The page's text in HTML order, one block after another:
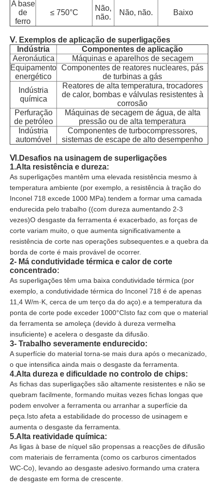
A base
de
ferro
≤ 750°C
Não,
não.
Não, não. Baixo
Ⅴ. Exemplos de aplicação de superligações
Indústria
Componentes de aplicação
Aeronáutica
Máquinas e aparelhos de secagem
Equipamento
energético
Componentes de reatores nucleares, pás
de turbinas a gás
Indústria
química
Reatores de alta temperatura, trocadores
de calor, bombas e válvulas resistentes à
corrosão
Perfuração
de petróleo
Máquinas de secagem de água, de alta
pressão ou de alta temperatura
Indústria
automóvel
Componentes de turbocompressores,
sistemas de escape de alto desempenho
Ⅵ.Desafios na usinagem de superligações
1.Alta resistência e dureza:
As superligações mantêm uma elevada resistência mesmo à
temperatura ambiente (por exemplo, a resistência à tração do
Inconel 718 excede 1000 MPa).tendem a formar uma camada
endurecida pelo trabalho ((com dureza aumentando 2-3
vezes)O desgaste da ferramenta é exacerbado, as forças de
corte variam muito, o que aumenta significativamente a
resistência de corte nas operações subsequentes.e a quebra da
borda de corte é mais provável de ocorrer.
2- Má condutividade térmica e calor de corte
concentrado:
As superligações têm uma baixa condutividade térmica (por
exemplo, a condutividade térmica do Inconel 718 é de apenas
11,4 W/m·K, cerca de um terço da do aço).e a temperatura da
ponta de corte pode exceder 1000°CIsto faz com que o material
da ferramenta se amoleça (devido à dureza vermelha
insuficiente) e acelera o desgaste da difusão.
3- Trabalho severamente endurecido:
A superfície do material torna-se mais dura após o mecanizado,
o que intensifica ainda mais o desgaste da ferramenta.
4.Alta dureza e dificuldade no controlo de chips:
As fichas das superligações são altamente resistentes e não se
quebram facilmente, formando muitas vezes fichas longas que
podem envolver a ferramenta ou arranhar a superfície da
peça.Isto afeta a estabilidade do processo de usinagem e
aumenta o desgaste da ferramenta.
5.Alta reatividade química:
As ligas à base de níquel são propensas a reacções de difusão
com materiais de ferramenta (como os carburos cimentados
WC-Co), levando ao desgaste adesivo.formando uma cratera
de desgaste em forma de crescente.